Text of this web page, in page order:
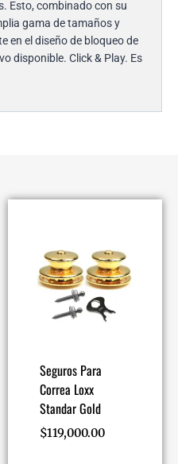
Esto, combinado con su
gama de tamaños y
en el diseño de bloqueo de
disponible. Click & Play. Es
Seguros Para
Correa Loxx
Standar Gold
$119,000.00